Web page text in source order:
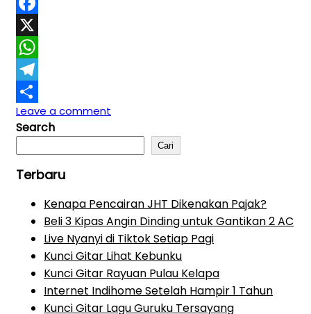
Facebook
X
WhatsApp
Telegram
Share
Leave a comment
Search
Cari
Terbaru
Kenapa Pencairan JHT Dikenakan Pajak?
Beli 3 Kipas Angin Dinding untuk Gantikan 2 AC
Live Nyanyi di Tiktok Setiap Pagi
Kunci Gitar Lihat Kebunku
Kunci Gitar Rayuan Pulau Kelapa
Internet Indihome Setelah Hampir 1 Tahun
Kunci Gitar Lagu Guruku Tersayang